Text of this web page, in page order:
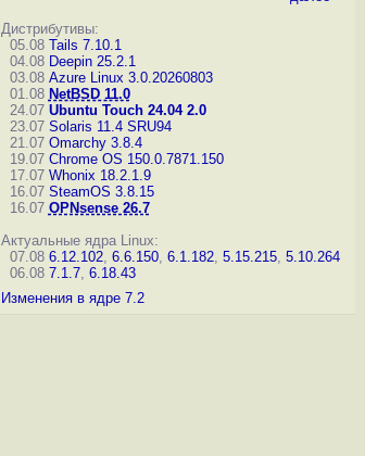
Дистрибутивы:
05.08 Tails 7.10.1
04.08 Deepin 25.2.1
03.08 Azure Linux 3.0.20260803
01.08 NetBSD 11.0
24.07 Ubuntu Touch 24.04 2.0
23.07 Solaris 11.4 SRU94
21.07 Omarchy 3.8.4
19.07 Chrome OS 150.0.7871.150
17.07 Whonix 18.2.1.9
16.07 SteamOS 3.8.15
16.07 OPNsense 26.7
Актуальные ядра Linux:
07.08 6.12.102, 6.6.150, 6.1.182, 5.15.215, 5.10.264
06.08 7.1.7, 6.18.43
Изменения в ядре 7.2